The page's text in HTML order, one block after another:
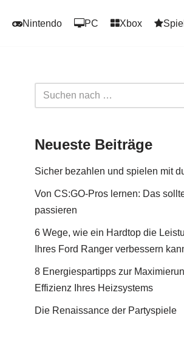
Nintendo PC Xbox
Neueste Beiträge
Sicher bezahlen und spielen mit
Von CS:GO-Pros lernen: Das
passieren
6 Wege, wie ein Hardtop die
Ihres Ford Ranger verbessern
8 Energiespartipps zur
Effizienz Ihres Heizsystems
Die Renaissance der Partyspiele